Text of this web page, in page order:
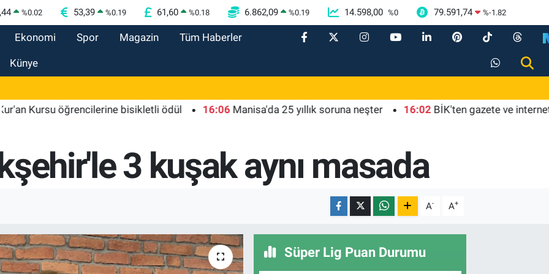
%0.02 53,39 %0.19 61,60 %0.18 6.862,09 %0.19 14.598,00 %0 79.591,74 %-1.82
Ekonomi Spor Magazin Tüm Haberler
Künye
öğrencilerine bisikletli ödül 16:06 Manisa'da 25 yıllık soruna neşter 16:02 BİK'ten gazete ve internet
3 kuşak aynı masada
A- A+
Süper Lig Puan Durumu